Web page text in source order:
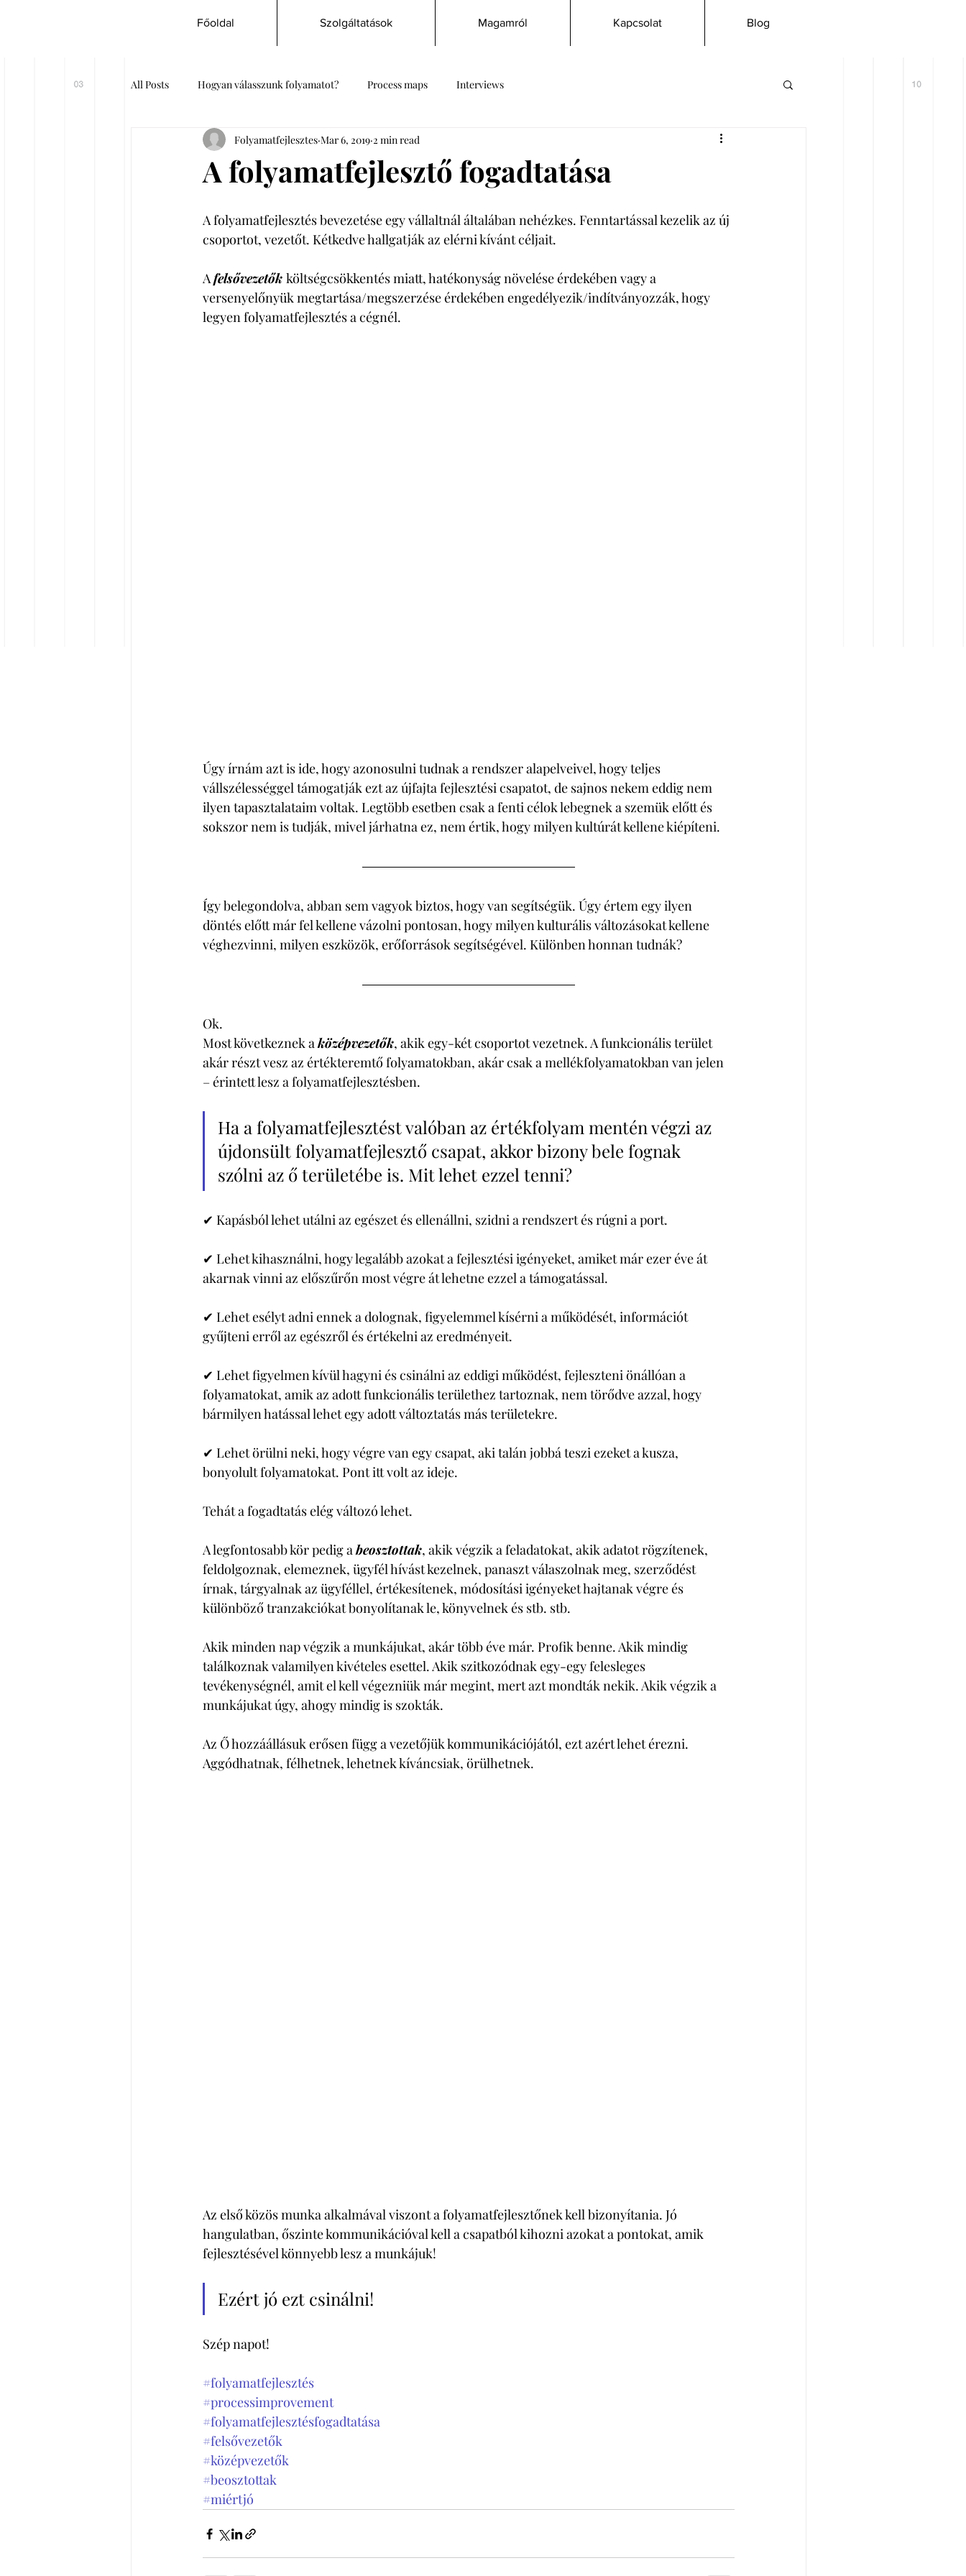
Főoldal Szolgáltatások Magamról Kapcsolat Blog
All Posts Hogyan válasszunk folyamatot? Process maps Interviews
A folyamatfejlesztő fogadtatása
Folyamatfejlesztes Mar 6, 2019 2 min read
A folyamatfejlesztés bevezetése egy vállaltnál általában nehézkes. Fenntartással kezelik az új
csoportot, vezetőt. Kétkedve hallgatják az elérni kívánt céljait.
A felsővezetők költségcsökkentés miatt, hatékonyság növelése érdekében vagy a
versenyelőnyük megtartása/megszerzése érdekében engedélyezik/indítványozzák, hogy
legyen folyamatfejlesztés a cégnél.
Úgy írnám azt is ide, hogy azonosulni tudnak a rendszer alapelveivel, hogy teljes
vállszélességgel támogatják ezt az újfajta fejlesztési csapatot, de sajnos nekem eddig nem
ilyen tapasztalataim voltak. Legtöbb esetben csak a fenti célok lebegnek a szemük előtt és
sokszor nem is tudják, mivel járhatna ez, nem értik, hogy milyen kultúrát kellene kiépíteni.
Így belegondolva, abban sem vagyok biztos, hogy van segítségük. Úgy értem egy ilyen
döntés előtt már fel kellene vázolni pontosan, hogy milyen kulturális változásokat kellene
véghezvinni, milyen eszközök, erőforrások segítségével. Különben honnan tudnák?
Ok.
Most következnek a középvezetők, akik egy-két csoportot vezetnek. A funkcionális terület
akár részt vesz az értékteremtő folyamatokban, akár csak a mellékfolyamatokban van jelen
– érintett lesz a folyamatfejlesztésben.
Ha a folyamatfejlesztést valóban az értékfolyam mentén végzi az
újdonsült folyamatfejlesztő csapat, akkor bizony bele fognak
szólni az ő területébe is. Mit lehet ezzel tenni?
✔ Kapásból lehet utálni az egészet és ellenállni, szidni a rendszert és rúgni a port.
✔ Lehet kihasználni, hogy legalább azokat a fejlesztési igényeket, amiket már ezer éve át
akarnak vinni az előszűrőn most végre át lehetne ezzel a támogatással.
✔ Lehet esélyt adni ennek a dolognak, figyelemmel kísérni a működését, információt
gyűjteni erről az egészről és értékelni az eredményeit.
✔ Lehet figyelmen kívül hagyni és csinálni az eddigi működést, fejleszteni önállóan a
folyamatokat, amik az adott funkcionális területhez tartoznak, nem törődve azzal, hogy
bármilyen hatással lehet egy adott változtatás más területekre.
✔ Lehet örülni neki, hogy végre van egy csapat, aki talán jobbá teszi ezeket a kusza,
bonyolult folyamatokat. Pont itt volt az ideje.
Tehát a fogadtatás elég változó lehet.
A legfontosabb kör pedig a beosztottak, akik végzik a feladatokat, akik adatot rögzítenek,
feldolgoznak, elemeznek, ügyfél hívást kezelnek, panaszt válaszolnak meg, szerződést
írnak, tárgyalnak az ügyféllel, értékesítenek, módosítási igényeket hajtanak végre és
különböző tranzakciókat bonyolítanak le, könyvelnek és stb. stb.
Akik minden nap végzik a munkájukat, akár több éve már. Profik benne. Akik mindig
találkoznak valamilyen kivételes esettel. Akik szitkozódnak egy-egy felesleges
tevékenységnél, amit el kell végezniük már megint, mert azt mondták nekik. Akik végzik a
munkájukat úgy, ahogy mindig is szokták.
Az Ő hozzáállásuk erősen függ a vezetőjük kommunikációjától, ezt azért lehet érezni.
Aggódhatnak, félhetnek, lehetnek kíváncsiak, örülhetnek.
Az első közös munka alkalmával viszont a folyamatfejlesztőnek kell bizonyítania. Jó
hangulatban, őszinte kommunikációval kell a csapatból kihozni azokat a pontokat, amik
fejlesztésével könnyebb lesz a munkájuk!
Ezért jó ezt csinálni!
Szép napot!
#folyamatfejlesztés
#processimprovement
#folyamatfejlesztésfogadtatása
#felsővezetők
#középvezetők
#beosztottak
#miértjó